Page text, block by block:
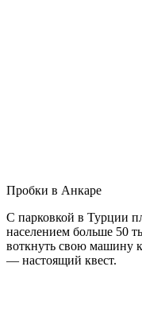
Пробки в Анкаре
С парковкой в Турции
населением больше 50
воткнуть свою машину
— настоящий квест.